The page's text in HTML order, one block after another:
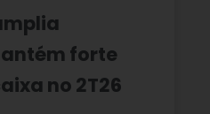
forte
no 2T26